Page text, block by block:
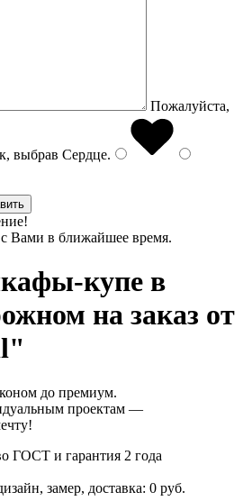
Пожалуйста,
выбрав Сердце.
Вами в ближайшее время.
купе в
на заказ от
до премиум.
проектам —
ГОСТ и гарантия 2 года
замер, доставка: 0 руб.